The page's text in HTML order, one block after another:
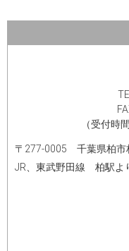
（受付時
〒277-0005 千葉県柏市
JR、東武野田線 柏駅よ